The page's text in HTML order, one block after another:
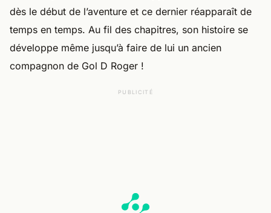
dès le début de l’aventure et ce dernier réapparaît de
temps en temps. Au fil des chapitres, son histoire se
développe même jusqu’à faire de lui un ancien
compagnon de Gol D Roger !
PUBLICITÉ